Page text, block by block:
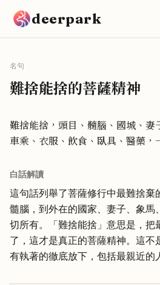
deerpark
名句
難捨能捨的菩薩精神
難捨能捨，頭目、髓腦、國城、妻
車乘、衣服、飲食、臥具、醫藥，
白話解讀
這句話列舉了菩薩修行中最難捨
髓腦，到外在的國家、妻子、象馬
切所有。「難捨能捨」意思是，把
了，這才是真正的菩薩精神。這
有執著的徹底放下，包括最親近的